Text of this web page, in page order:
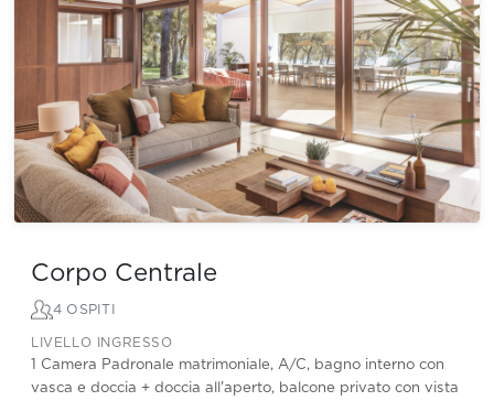
Corpo Centrale
4 OSPITI
LIVELLO INGRESSO
1 Camera Padronale matrimoniale, A/C, bagno interno con
vasca e doccia + doccia all'aperto, balcone privato con vista